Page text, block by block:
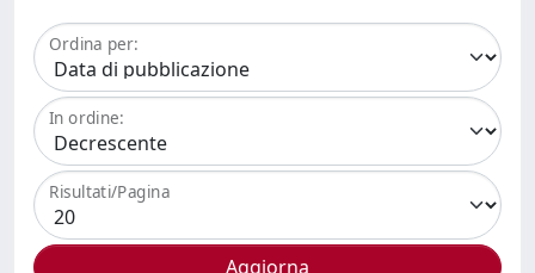
Ordina per:
In ordine:
Risultati/Pagina